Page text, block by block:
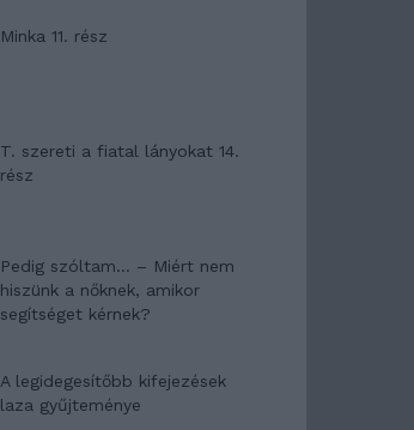
Minka 11. rész
T. szereti a fiatal lányokat 14.
rész
Pedig szóltam… – Miért nem
hiszünk a nőknek, amikor
segítséget kérnek?
A legidegesítőbb kifejezések
laza gyűjteménye